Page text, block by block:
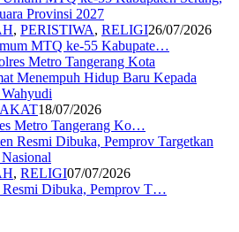
, PERISTIWA, RELIGI26/07/2026
MTQ ke-55 Kabupate…
18/07/2026
Metro Tangerang Ko…
, RELIGI07/07/2026
Dibuka, Pemprov T…